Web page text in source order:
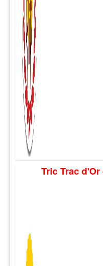
Tric Trac d'Or